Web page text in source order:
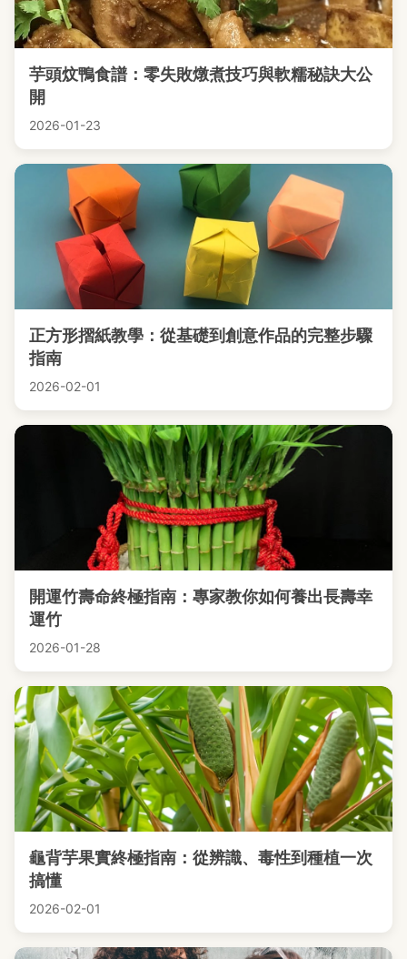
芋頭炆鴨食譜：零失敗燉煮技巧與軟糯秘訣大公
開
2026-01-23
正方形摺紙教學：從基礎到創意作品的完整步驟
指南
2026-02-01
開運竹壽命終極指南：專家教你如何養出長壽幸
運竹
2026-01-28
龜背芋果實終極指南：從辨識、毒性到種植一次
搞懂
2026-02-01